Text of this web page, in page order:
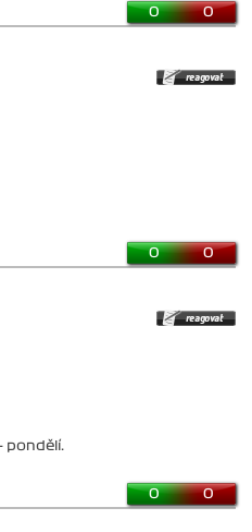
0 0
0 0
pondělí.
0 0